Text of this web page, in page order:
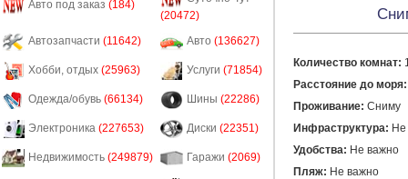
Авто под заказ (184)
(20472)
Автозапчасти (11642) Авто (136627)
Хобби, отдых (25963) Услуги (71854)
Одежда/обувь (66134) Шины (22286)
Электроника (227653) Диски (22351)
Недвижимость (249879) Гаражи (2069)
Количество комнат:
Расстояние до моря:
Проживание: Сниму
Инфраструктура:
Удобства: Не важно
Пляж: Не важно